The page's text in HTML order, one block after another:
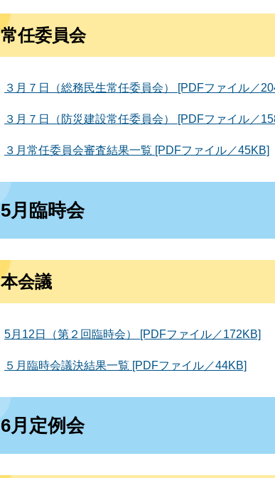
常任委員会
３月７日（総務民生常任委員会） [PDFファイル／
３月７日（防災建設常任委員会） [PDFファイル／
３月常任委員会審査結果一覧 [PDFファイル／45KB]
5月臨時会
本会議
5月12日（第２回臨時会） [PDFファイル／172KB]
５月臨時会議決結果一覧 [PDFファイル／44KB]
6月定例会